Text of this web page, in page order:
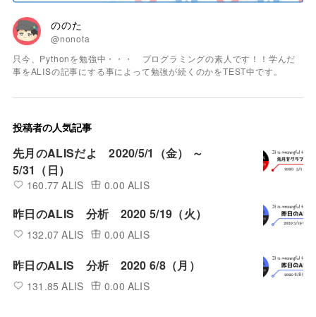
ののた
@nonota
只今、Pythonを勉強中・・・ プログラミングの素人です！！学んだ
事をALISの記事にする事によって勉強が続くのかをTEST中です。
投稿者の人気記事
先月のALISだよ 2020/5/1（金） ～
5/31（日）
160.77 ALIS 0.00 ALIS
昨日のALIS 分析 2020 5/19（火）
132.07 ALIS 0.00 ALIS
昨日のALIS 分析 2020 6/8（月）
131.85 ALIS 0.00 ALIS